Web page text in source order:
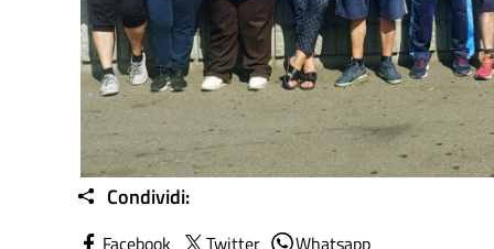
Condividi:
Facebook Twitter
Whatsapp